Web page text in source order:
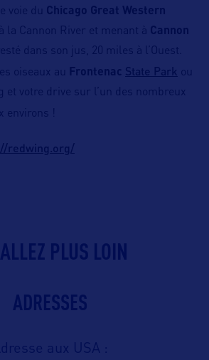
voie du Chicago Great Western
la Cannon River et menant à Cannon
dans son jus, 20 miles à l’Ouest.
oiseaux au
Frontenac State Park
ou
et votre drive sur l’un des nombreux
environs !
redwing.org/
ALLEZ PLUS LOIN
ADRESSES
aux USA :